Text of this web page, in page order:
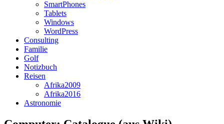
SmartPhones
Tablets
Windows
WordPress
Consulting
Familie
Golf
Notizbuch
Reisen
Afrika2009
Afrika2016
Astronomie